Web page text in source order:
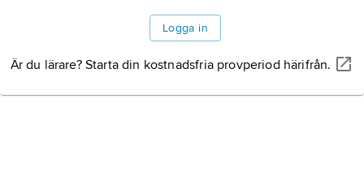
Logga in
Är du lärare? Starta din kostnadsfria provperiod härifrån.